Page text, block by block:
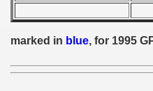
marked in blue, for 1995
- 1955
- 1956